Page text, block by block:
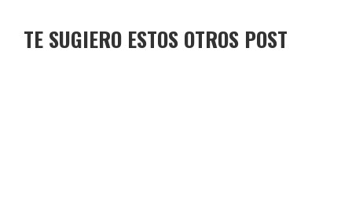
TE SUGIERO ESTOS OTROS POST